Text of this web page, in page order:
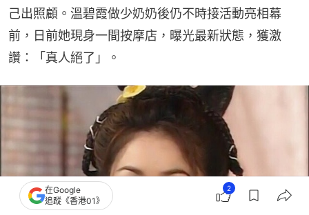
己出照顧。溫碧霞做少奶奶後仍不時接活動亮相幕
前，日前她現身一間按摩店，曝光最新狀態，獲激
讚：「真人絕了」。
在Google
追蹤《香港01》
2